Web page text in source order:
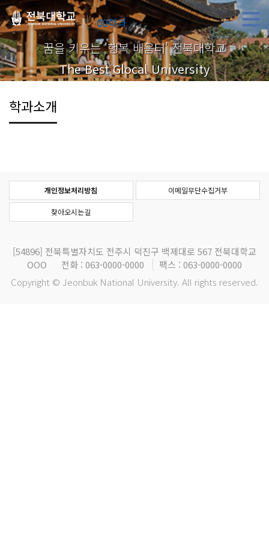
00학과
꿈을 키우는 '행복 배움터' 전북대학교
The Best Glocal University
학과소개
개인정보처리방침 이메일무단수집거부
찾아오시는길
[54896] 전북특별자치도 전주시 덕진구 백제대로 567 전북대학교
OOO
전화 : 063-0000-0000
팩스 : 063-0000-0000
Copyright © Jeonbuk National University. All rights reserved.